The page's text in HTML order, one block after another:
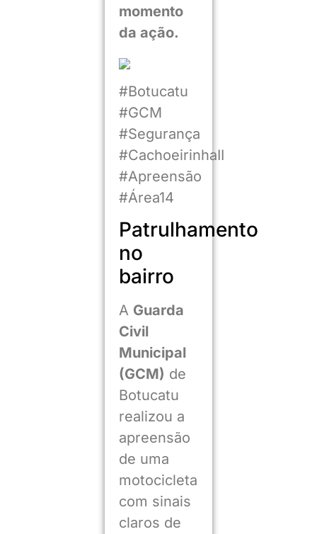
momento
da ação.
#Botucatu
#GCM
#Segurança
#CachoeirinhaII
#Apreensão
#Área14
Patrulhamento
no
bairro
A Guarda
Civil
Municipal
(GCM) de
Botucatu
realizou a
apreensão
de uma
motocicleta
com sinais
claros de